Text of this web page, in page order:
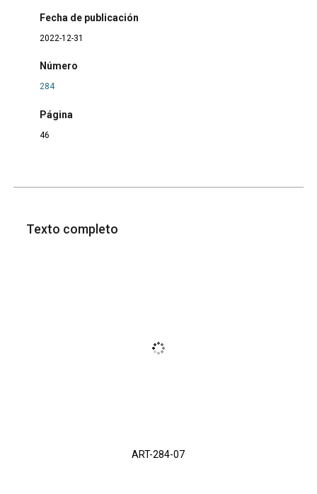
Fecha de publicación
2022-12-31
Número
284
Página
46
Texto completo
ART-284-07